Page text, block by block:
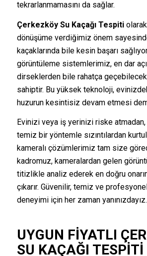
tekrarlanmamasını da sağlar.
Çerkezköy Su Kaçağı Tespiti
dönüşüme verdiğimiz önem
kaçaklarında bile kesin başarı
görüntüleme sistemlerimiz, en dar
dirseklerden bile rahatça
sahiptir. Bu yüksek teknoloji,
huzurun kesintisiz devam etmesi
Evinizi veya iş yerinizi riske
temiz bir yöntemle sızıntılardan
kameralı çözümlerimiz tam size
kadromuz, kameralardan gelen
titizlikle analiz ederek en doğru
çıkarır. Güvenilir, temiz ve
deneyimi için her zaman yanınızdayız.
UYGUN FIYATLI
SU KAÇAĞI